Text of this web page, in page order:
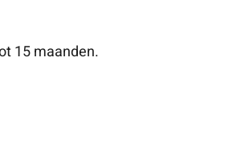
15 maanden.